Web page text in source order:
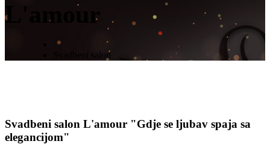
L'amour
Svadbeni salon
Svadbeni salon L'amour "Gdje se ljubav spaja sa
elegancijom"